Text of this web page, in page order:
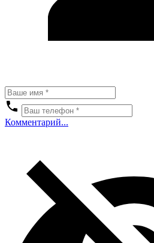
Комментарий...